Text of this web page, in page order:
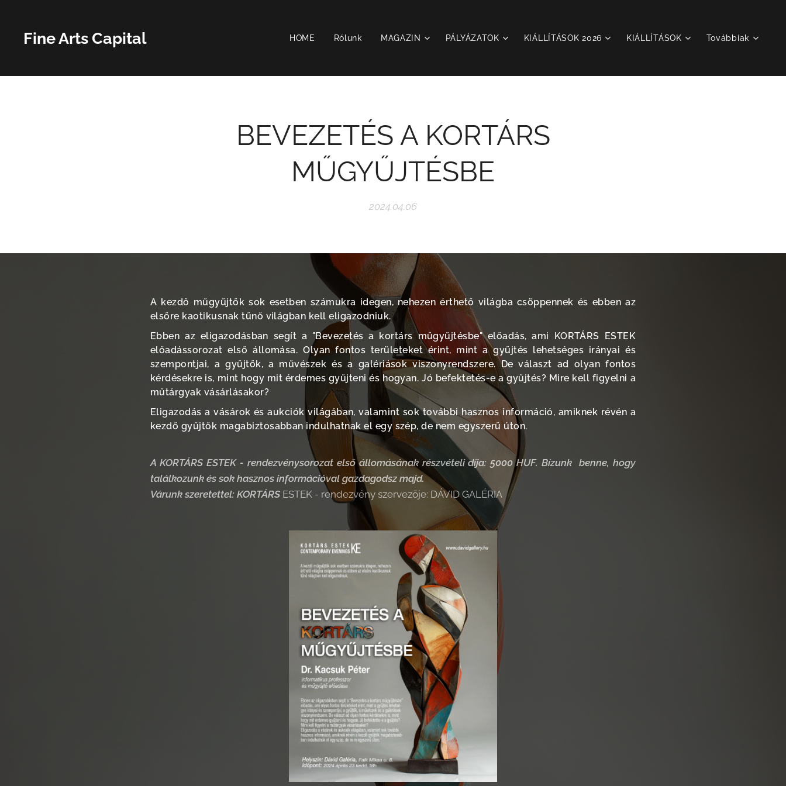
Fine Arts Capital HOME Rólunk MAGAZIN PÁLYÁZATOK KIÁLLÍTÁSOK 2026 KIÁLLÍTÁSOK Továbbiak
BEVEZETÉS A KORTÁRS
MŰGYŰJTÉSBE
2024.04.06
A kezdő műgyűjtők sok esetben számukra idegen, nehezen érthető világba csöppennek és ebben az
elsőre kaotikusnak tűnő világban kell eligazodniuk.
Ebben az eligazodásban segít a "Bevezetés a kortárs műgyűjtésbe" előadás, ami KORTÁRS ESTEK
előadássorozat első állomása. Olyan fontos területeket érint, mint a gyűjtés lehetséges irányai és
szempontjai, a gyűjtők, a művészek és a galériások viszonyrendszere. De választ ad olyan fontos
kérdésekre is, mint hogy mit érdemes gyűjteni és hogyan. Jó befektetés-e a gyűjtés? Mire kell figyelni a
műtárgyak vásárlásakor?
Eligazodás a vásárok és aukciók világában, valamint sok további hasznos információ, amiknek révén a
kezdő gyűjtők magabiztosabban indulhatnak el egy szép, de nem egyszerű úton.
A KORTÁRS ESTEK - rendezvénysorozat első állomásánakrészvételi díja: 5000 HUF.Bízunk benne, hogy
találkozunk és sok hasznos információval gazdagodsz majd.
Várunk szeretettel: KORTÁRS ESTEK - rendezvény szervezője: DÁVID GALÉRIA